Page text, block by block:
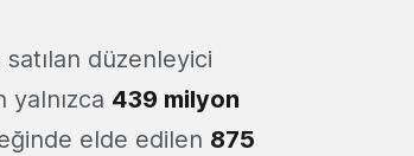
düzenleyici
439 milyon
elde edilen 875